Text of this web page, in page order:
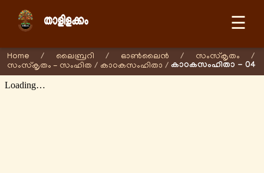
☰
Home / ലൈബ്രറി / ഓണ്‍ലൈന്‍ / സംസ്കൃതം
/
സംസ്കൃതം - സംഹിത / കാഠകസംഹിതാ / കാഠകസംഹിതാ - 04